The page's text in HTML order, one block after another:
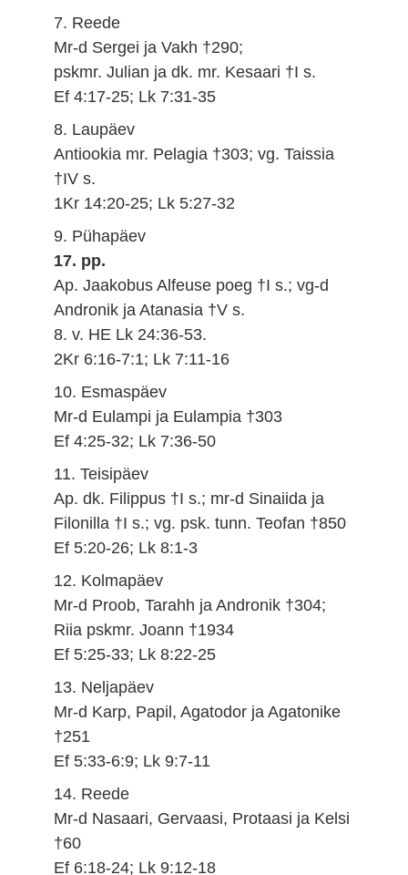
7. Reede
Mr-d Sergei ja Vakh †290;
pskmr. Julian ja dk. mr. Kesaari †I s.
Ef 4:17-25; Lk 7:31-35
8. Laupäev
Antiookia mr. Pelagia †303; vg. Taissia
†IV s.
1Kr 14:20-25; Lk 5:27-32
9. Pühapäev
17. pp.
Ap. Jaakobus Alfeuse poeg †I s.; vg-d
Andronik ja Atanasia †V s.
8. v. HE Lk 24:36-53.
2Kr 6:16-7:1; Lk 7:11-16
10. Esmaspäev
Mr-d Eulampi ja Eulampia †303
Ef 4:25-32; Lk 7:36-50
11. Teisipäev
Ap. dk. Filippus †I s.; mr-d Sinaiida ja
Filonilla †I s.; vg. psk. tunn. Teofan †850
Ef 5:20-26; Lk 8:1-3
12. Kolmapäev
Mr-d Proob, Tarahh ja Andronik †304;
Riia pskmr. Joann †1934
Ef 5:25-33; Lk 8:22-25
13. Neljapäev
Mr-d Karp, Papil, Agatodor ja Agatonike
†251
Ef 5:33-6:9; Lk 9:7-11
14. Reede
Mr-d Nasaari, Gervaasi, Protaasi ja Kelsi
†60
Ef 6:18-24; Lk 9:12-18